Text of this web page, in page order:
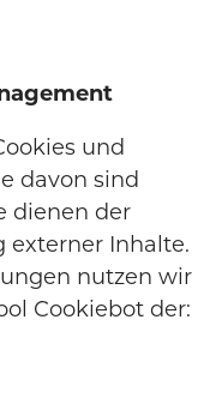
und
davon sind
dienen der
externer Inhalte.
nutzen wir
Cookiebot der: